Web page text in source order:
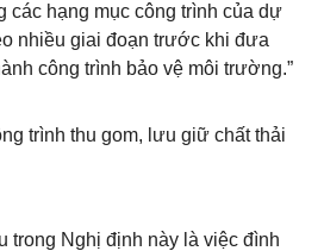
các hạng mục công trình của dự
nhiều giai đoạn trước khi đưa
công trình bảo vệ môi trường.”
trình thu gom, lưu giữ chất thải
trong Nghị định này là việc đình